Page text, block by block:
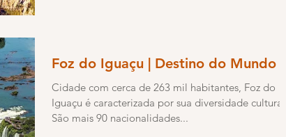
Foz do Iguaçu | Destino do Mundo
Cidade com cerca de 263 mil habitantes, Foz do
Iguaçu é caracterizada por sua diversidade cultural.
São mais 90 nacionalidades...